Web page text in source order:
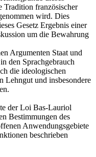
Tradition französischer
wird. Dies
Gesetz Ergebnis einer
um die Bewahrung
Argumenten Staat und
den Sprachgebrauch
die ideologischen
Lehngut und insbesondere
der Loi Bas-Lauriol
Bestimmungen des
Anwendungsgebiete
beschrieben